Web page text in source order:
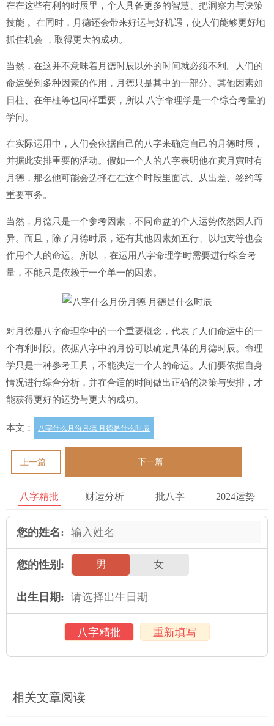
在在这些有利的时辰里，个人具备更多的智慧、把洞察力与决策
技能 。在同时，月德还会带来好运与好机遇，使人们能够更好地
抓住机会 ，取得更大的成功。
当然，在这并不意味着月德时辰以外的时间就必须不利。人们的
命运受到多种因素的作用，月德只是其中的一部分。其他因素如
日柱、在年柱等也同样重要，所以 八字命理学是一个综合考量的
学问。
在实际运用中，人们会依据自己的八字来确定自己的月德时辰，
并据此安排重要的活动。假如一个人的八字表明他在寅月寅时有
月德，那么他可能会选择在在这个时段里面试、从出差、签约等
重要事务。
当然，月德只是一个参考因素，不同命盘的个人运势依然因人而
异。而且，除了月德时辰，还有其他因素如五行、以地支等也会
作用个人的命运。所以 ，在运用八字命理学时需要进行综合考
量，不能只是依赖于一个单一的因素。
对月德是八字命理学中的一个重要概念，代表了人们命运中的一
个有利时段。依据八字中的月份可以确定具体的月德时辰。命理
学只是一种参考工具，不能决定一个人的命运。人们要依据自身
情况进行综合分析，并在合适的时间做出正确的决策与安排，才
能获得更好的运势与更大的成功。
本文： 八字什么月份月德 月德是什么时辰
上一篇 下一篇
八字精批 财运分析 批八字 2024运势
您的姓名:
您的性别: 男 女
出生日期:
八字精批 重新填写
相关文章阅读